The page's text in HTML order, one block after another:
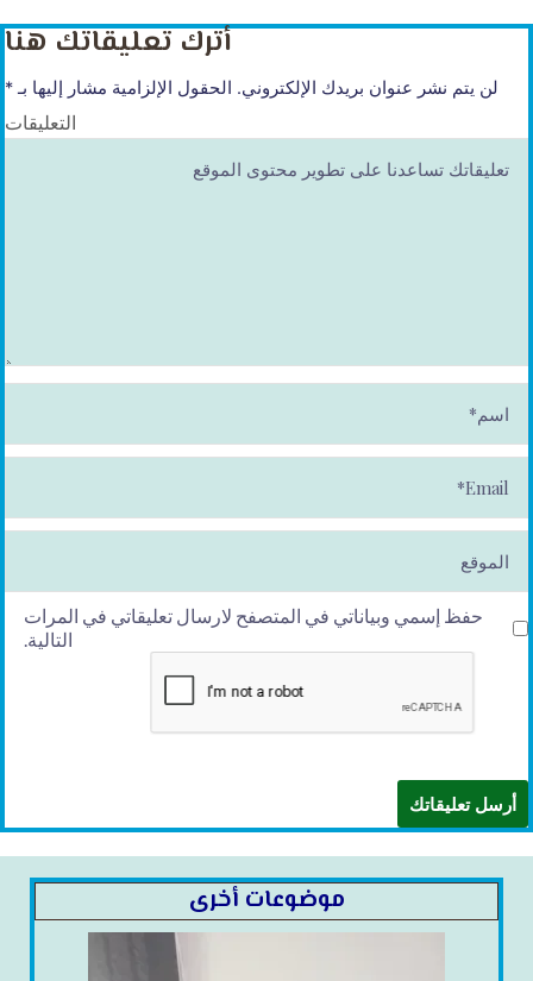
أترك تعليقاتك هنا
لن يتم نشر عنوان بريدك الإلكتروني. الحقول الإلزامية مشار إليها بـ*
التعليقات
م
*
ai
l*
حفظ إسمي وبياناتي في المتصفح لارسال تعليقاتي في المرات
التالية.
موضوعات أخرى